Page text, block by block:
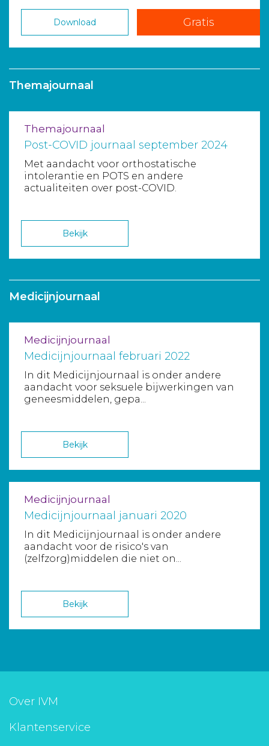
Download Gratis
Themajournaal
Themajournaal
Post-COVID journaal september 2024
Met aandacht voor orthostatische
intolerantie en POTS en andere
actualiteiten over post-COVID.
Bekijk
Medicijnjournaal
Medicijnjournaal
Medicijnjournaal februari 2022
In dit Medicijnjournaal is onder andere
aandacht voor seksuele bijwerkingen van
geneesmiddelen, gepa...
Bekijk
Medicijnjournaal
Medicijnjournaal januari 2020
In dit Medicijnjournaal is onder andere
aandacht voor de risico's van
(zelfzorg)middelen die niet on...
Bekijk
Over IVM
Klantenservice